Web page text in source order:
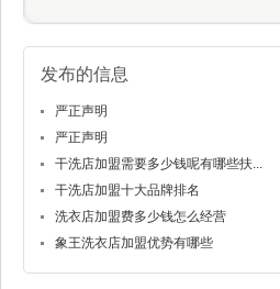
发布的信息
严正声明
严正声明
干洗店加盟需要多少钱呢有哪些扶...
干洗店加盟十大品牌排名
洗衣店加盟费多少钱怎么经营
象王洗衣店加盟优势有哪些